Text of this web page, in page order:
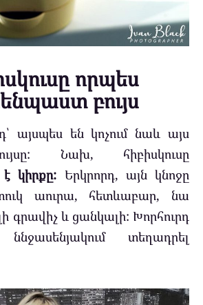
որպես
բույս
այսպես են կոչում նաև այս
Նախ, հիբիսկուսը
կիրքը: Երկրորդ, այն կնոջը
աուրա, հետևաբար, նա
գրավիչ և ցանկալի: Խորհուրդ
տեղադրել